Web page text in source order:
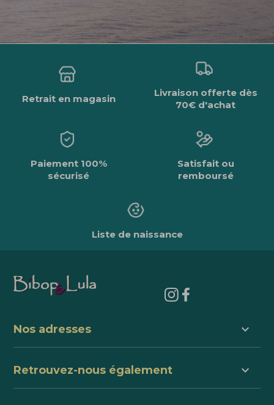
Retrait en magasin
Livraison offerte dès
70€ d'achat
Paiement 100%
sécurisé
Satisfait ou
remboursé
Liste de naissance
Nos adresses keyboard_arrow_down
Retrouvez-nous également keyboard_arrow_down